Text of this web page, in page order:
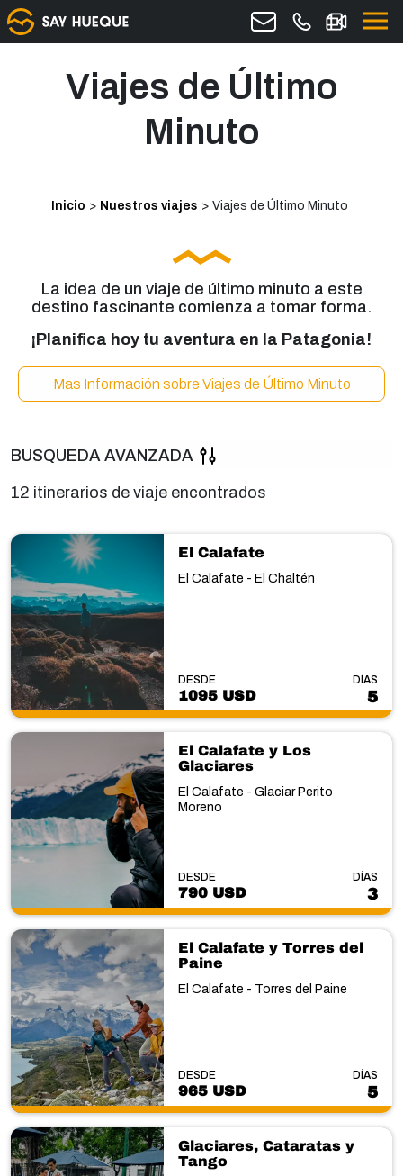
Viajes de Último
Minuto
Inicio > Nuestros viajes > Viajes de Último Minuto
La idea de un viaje de último minuto a este
destino fascinante comienza a tomar forma.
¡Planifica hoy tu aventura en la Patagonia!
Mas Información sobre Viajes de Último Minuto
BUSQUEDA AVANZADA
12 itinerarios de viaje encontrados
El Calafate
El Calafate - El Chaltén
DESDE
1095 USD
DÍAS
5
El Calafate y Los
Glaciares
El Calafate - Glaciar Perito
Moreno
DESDE
790 USD
DÍAS
3
El Calafate y Torres del
Paine
El Calafate - Torres del Paine
DESDE
965 USD
DÍAS
5
Glaciares, Cataratas y
Tango